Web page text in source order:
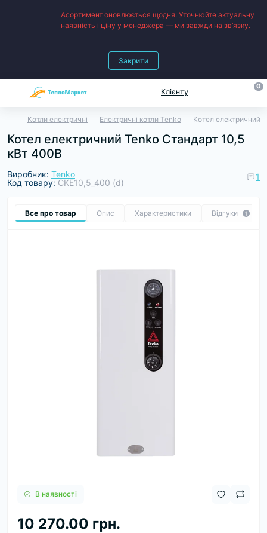
Асортимент оновлюється щодня. Уточнюйте актуальну
наявність і ціну у менеджера — ми завжди на зв’язку.
Закрити
Клієнту
0
Котли електричні Електричні котли Tenko Котел електричний
Котел електричний Tenko Cтандарт 10,5
кВт 400В
Виробник: Tenko
Код товару: CKE10,5_400 (d)
1
Все про товар Опис Характеристики Відгуки 1
В наявності
10 270.00 грн.